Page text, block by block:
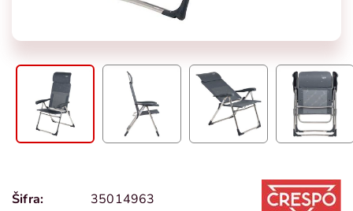
Šifra: 35014963